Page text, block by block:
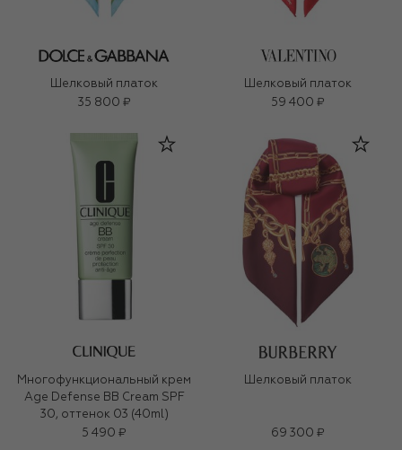
Шелковый платок
35 800 ₽
Шелковый платок
59 400 ₽
Многофункциональный крем
Age Defense BB Cream SPF
30, оттенок 03 (40ml)
5 490 ₽
Шелковый платок
69 300 ₽